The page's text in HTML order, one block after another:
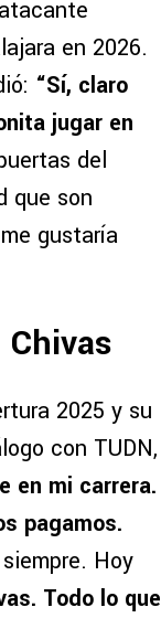
en 2026.
“Sí, claro
jugar en
del
que son
gustaría
2025 y su
con TUDN,
en mi carrera.
pagamos.
Hoy
Todo lo que